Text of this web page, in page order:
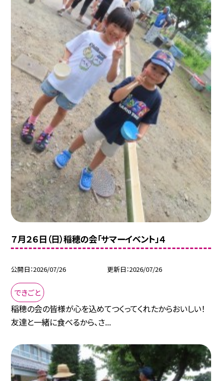
７月２６日（日）稲穂の会「サマーイベント」４
公開日 2026/07/26 更新日 2026/07/26
できごと
稲穂の会の皆様が心を込めてつくってくれたからおいしい！
友達と一緒に食べるから、さ...